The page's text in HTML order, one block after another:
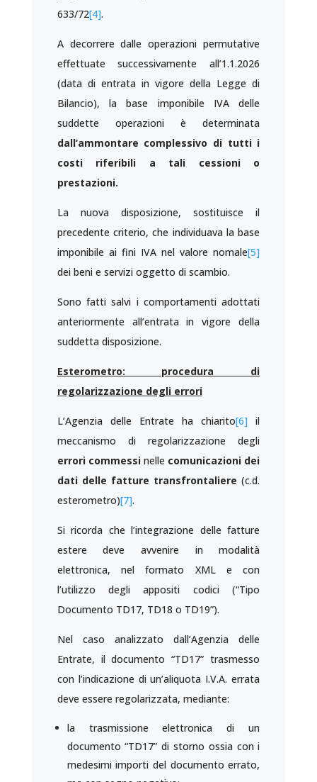
633/72[4].
A decorrere dalle operazioni permutative
effettuate successivamente all’1.1.2026
(data di entrata in vigore della Legge di
Bilancio), la base imponibile IVA delle
suddette operazioni è determinata
dall’ammontare complessivo di tutti i
costi riferibili a tali cessioni o
prestazioni.
La nuova disposizione, sostituisce il
precedente criterio, che individuava la base
imponibile ai fini IVA nel valore nomale[5]
dei beni e servizi oggetto di scambio.
Sono fatti salvi i comportamenti adottati
anteriormente all’entrata in vigore della
suddetta disposizione.
Esterometro: procedura di
regolarizzazione degli errori
L’Agenzia delle Entrate ha chiarito[6] il
meccanismo di regolarizzazione degli
errori commessi nelle comunicazioni dei
dati delle fatture transfrontaliere (c.d.
esterometro)[7].
Si ricorda che l’integrazione delle fatture
estere deve avvenire in modalità
elettronica, nel formato XML e con
l’utilizzo degli appositi codici (“Tipo
Documento TD17, TD18 o TD19”).
Nel caso analizzato dall’Agenzia delle
Entrate, il documento “TD17” trasmesso
con l’indicazione di un’aliquota I.V.A. errata
deve essere regolarizzata, mediante:
la trasmissione elettronica di un
documento “TD17” di storno ossia con i
medesimi importi del documento errato,